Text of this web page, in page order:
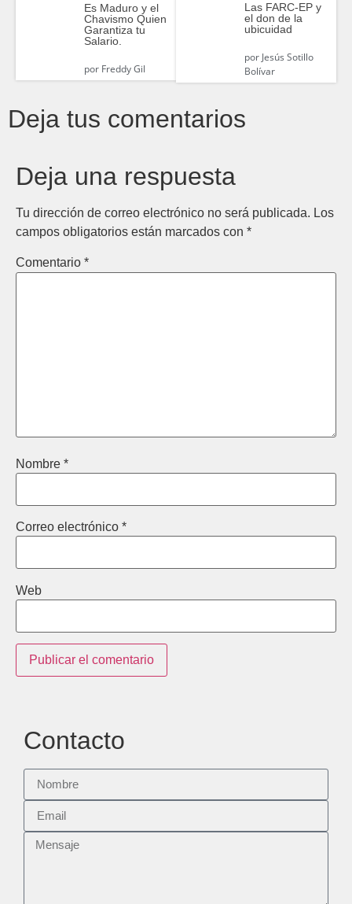
Es Maduro y el
Chavismo Quien
Garantiza tu
Salario.
porFreddy Gil
Las FARC-EP y
el don de la
ubicuidad
porJesús Sotillo
Bolívar
Deja tus comentarios
Deja una respuesta
Tu dirección de correo electrónico no será publicada. Los
campos obligatorios están marcados con *
Comentario *
Nombre *
Correo electrónico *
Web
Contacto